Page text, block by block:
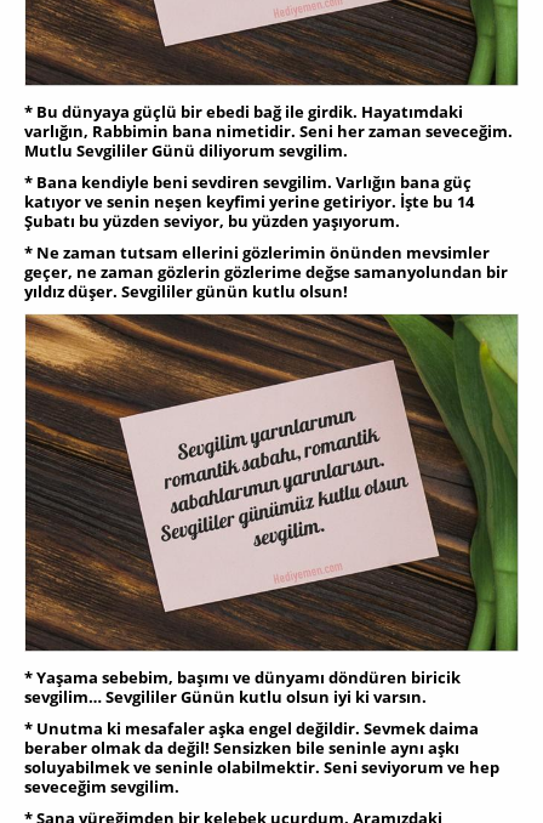
* Bu dünyaya güçlü bir ebedi bağ ile girdik. Hayatımdaki
varlığın, Rabbimin bana nimetidir. Seni her zaman seveceğim.
Mutlu Sevgililer Günü diliyorum sevgilim.
* Bana kendiyle beni sevdiren sevgilim. Varlığın bana güç
katıyor ve senin neşen keyfimi yerine getiriyor. İşte bu 14
Şubatı bu yüzden seviyor, bu yüzden yaşıyorum.
* Ne zaman tutsam ellerini gözlerimin önünden mevsimler
geçer, ne zaman gözlerin gözlerime değse samanyolundan bir
yıldız düşer. Sevgililer günün kutlu olsun!
* Yaşama sebebim, başımı ve dünyamı döndüren biricik
sevgilim… Sevgililer Günün kutlu olsun iyi ki varsın.
* Unutma ki mesafaler aşka engel değildir. Sevmek daima
beraber olmak da değil! Sensizken bile seninle aynı aşkı
soluyabilmek ve seninle olabilmektir. Seni seviyorum ve hep
seveceğim sevgilim.